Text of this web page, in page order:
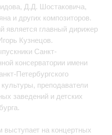
Д.Д. Шостаковича,
и других композиторов.
является главный дирижер
Кузнецов.
Санкт-
консерватории имени
Петербургского
культуры, преподаватели
заведений и детских
на концертных